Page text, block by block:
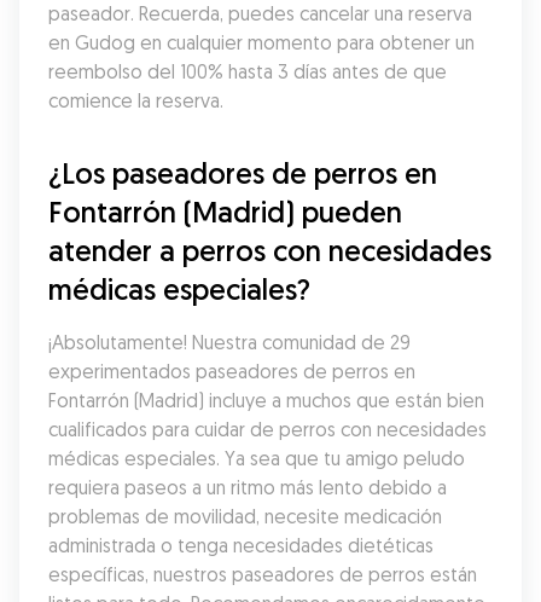
paseador. Recuerda, puedes cancelar una reserva
en Gudog en cualquier momento para obtener un
reembolso del 100% hasta 3 días antes de que
comience la reserva.
¿Los paseadores de perros en
Fontarrón (Madrid) pueden
atender a perros con necesidades
médicas especiales?
¡Absolutamente! Nuestra comunidad de 29
experimentados paseadores de perros en
Fontarrón (Madrid) incluye a muchos que están bien
cualificados para cuidar de perros con necesidades
médicas especiales. Ya sea que tu amigo peludo
requiera paseos a un ritmo más lento debido a
problemas de movilidad, necesite medicación
administrada o tenga necesidades dietéticas
específicas, nuestros paseadores de perros están